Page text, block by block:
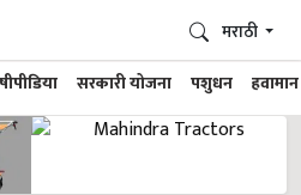
सरकारी योजना पशुधन हवामान
मराठी